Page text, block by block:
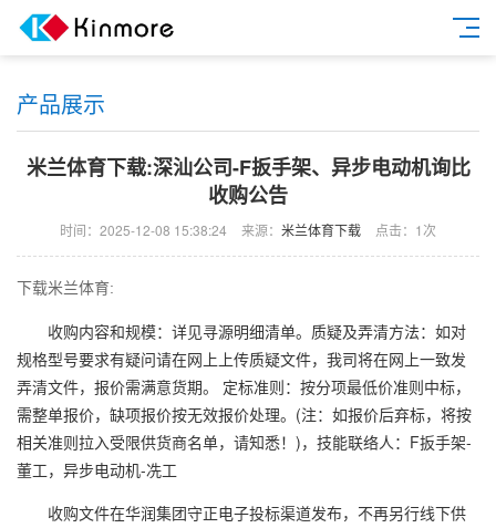
产品展示
米兰体育下载:深汕公司-F扳手架、异步电动机询比
收购公告
时间：2025-12-08 15:38:24 来源： 米兰体育下载 点击：1次
下载米兰体育:
收购内容和规模：详见寻源明细清单。质疑及弄清方法：如对
规格型号要求有疑问请在网上上传质疑文件，我司将在网上一致发
弄清文件，报价需满意货期。 定标准则：按分项最低价准则中标，
需整单报价，缺项报价按无效报价处理。(注：如报价后弃标，将按
相关准则拉入受限供货商名单，请知悉！)，技能联络人：F扳手架-
董工，异步电动机-冼工
收购文件在华润集团守正电子投标渠道发布，不再另行线下供